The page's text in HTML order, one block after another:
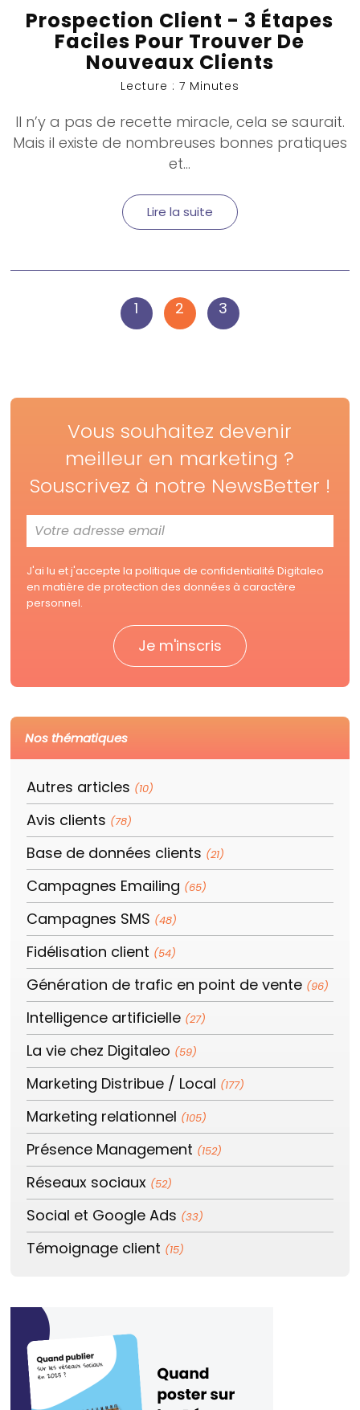
Prospection Client - 3 Étapes
Faciles Pour Trouver De
Nouveaux Clients
Lecture : 7 Minutes
Il n’y a pas de recette miracle, cela se saurait.
Mais il existe de nombreuses bonnes pratiques
et...
Lire la suite
1 2 3
Vous souhaitez devenir
meilleur en marketing ?
Souscrivez à notre NewsBetter !
J'ai lu et j'accepte lapolitique de confidentialité Digitaleo
en matière de protection des données à caractère
personnel.
Nos thématiques
Autres articles (10)
Avis clients (78)
Base de données clients (21)
Campagnes Emailing (65)
Campagnes SMS (48)
Fidélisation client (54)
Génération de trafic en point de vente (96)
Intelligence artificielle (27)
La vie chez Digitaleo (59)
Marketing Distribue / Local (177)
Marketing relationnel (105)
Présence Management (152)
Réseaux sociaux (52)
Social et Google Ads (33)
Témoignage client (15)